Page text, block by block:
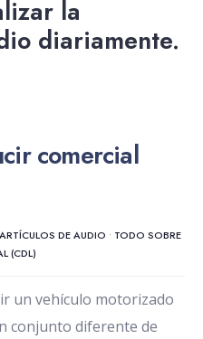
la
diariamente.
comercial
ARTÍCULOS DE AUDIO • TODO SOBRE
(CDL)
un vehículo motorizado
conjunto diferente de